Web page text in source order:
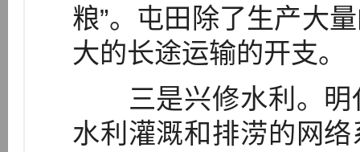
粮”。屯田除了生产大
大的长途运输的开支。
三是兴修水利。明
水利灌溉和排涝的网